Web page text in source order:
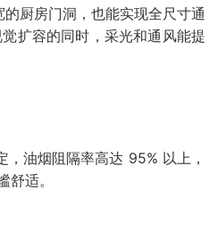
厨房门洞，也能实现全尺寸通
扩容的同时，采光和通风能提
油烟阻隔率高达 95% 以上，
适。